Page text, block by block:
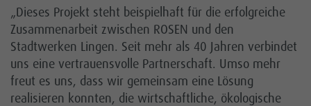
„Dieses Projekt steht beispielhaft für die erfolgreiche
Zusammenarbeit zwischen ROSEN und den
Stadtwerken Lingen. Seit mehr als 40 Jahren verbindet
uns eine vertrauensvolle Partnerschaft. Umso mehr
freut es uns, dass wir gemeinsam eine Lösung
realisieren konnten, die wirtschaftliche, ökologische